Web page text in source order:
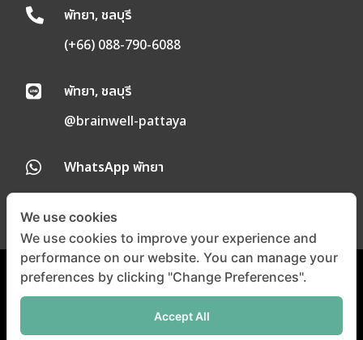

พัทยา, ชลบุรี
(+66) 088-790-6088

พัทยา, ชลบุรี
@brainwell-pattaya
 WhatsApp พัทยา
นโยบายความเป็นส่วนตัว|นโยบายคุกกี้
©Copyright 2024 |AllRight Reserved
We use cookies
We use cookies to improve your experience and
performance on our website. You can manage your
preferences by clicking "Change Preferences".
Accept All